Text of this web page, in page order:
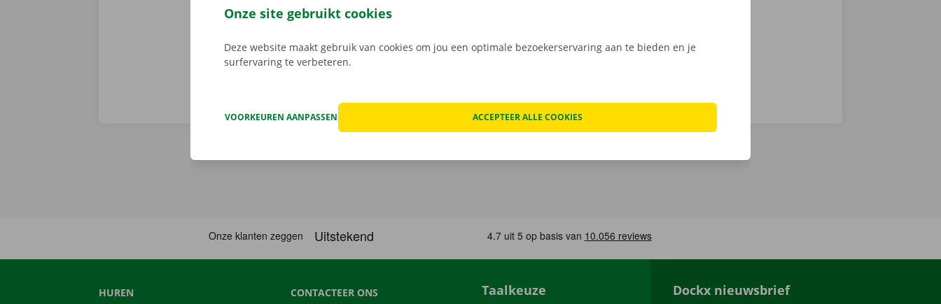
App Store.
HUREN
CONTACTEER ONS
Taalkeuze Dockx nieuwsbrief
Onze site gebruikt cookies
Deze website maakt gebruik van cookies om jou een optimale bezoekerservaring aan te bieden en je
surfervaring te verbeteren.
VOORKEUREN AANPASSEN ACCEPTEER ALLE COOKIES